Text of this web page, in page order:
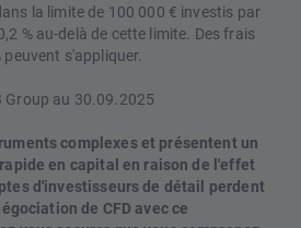
la limite de 100 000 € investis par
% au-delà de cette limite. Des frais
peuvent s'appliquer.
Group au 30.09.2025
complexes et présentent un
en capital en raison de l'effet
d'investisseurs de détail perdent
de CFD avec ce